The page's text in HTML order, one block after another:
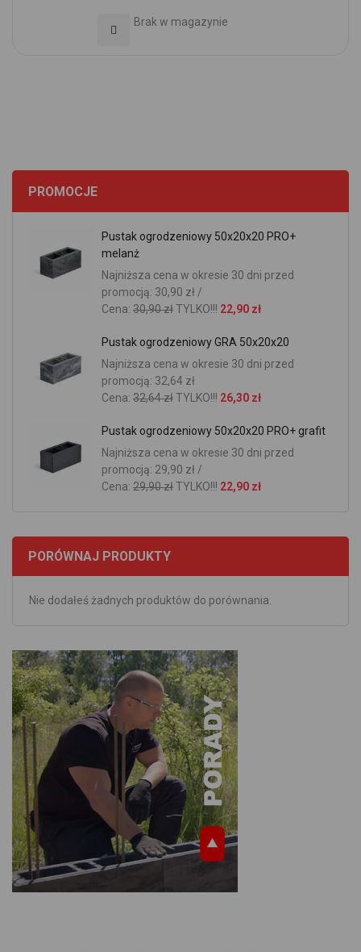
Brak w magazynie
Dodaj do Ulubionych
PROMOCJE
Pustak ogrodzeniowy 50x20x20 PRO+
melanż
Najniższa cena w okresie 30 dni przed
promocją: 30,90 zł /
Cena: 30,90 złTYLKO!!! 22,90 zł
Pustak ogrodzeniowy GRA 50x20x20
Najniższa cena w okresie 30 dni przed
promocją: 32,64 zł
Cena: 32,64 złTYLKO!!! 26,30 zł
Pustak ogrodzeniowy 50x20x20 PRO+ grafit
Najniższa cena w okresie 30 dni przed
promocją: 29,90 zł /
Cena: 29,90 złTYLKO!!! 22,90 zł
PORÓWNAJ PRODUKTY
Nie dodałeś żadnych produktów do porównania.